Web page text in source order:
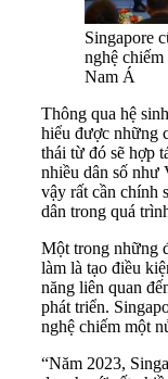
Singapore
nghệ
Nam Á
Thông qua hệ
hiểu được những
thái từ đó sẽ hợp
nhiều dân số như
vậy rất cần chính
dân trong quá
Một trong những
làm là tạo điều
năng liên quan
phát triển.
nghệ chiếm một
“Năm 2023,